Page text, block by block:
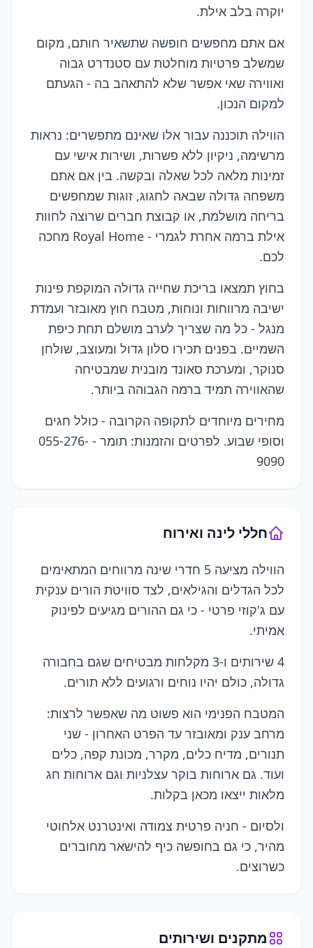
יוקרה בלב אילת.
אם אתם מחפשים חופשה שתשאיר חותם, מקום
שמשלב פרטיות מוחלטת עם סטנדרט גבוה
ואווירה שאי אפשר שלא להתאהב בה - הגעתם
למקום הנכון.
הווילה תוכננה עבור אלו שאינם מתפשרים: נראות
מרשימה, ניקיון ללא פשרות, ושירות אישי עם
זמינות מלאה לכל שאלה ובקשה. בין אם אתם
משפחה גדולה שבאה לחגוג, זוגות שמחפשים
בריחה מושלמת, או קבוצת חברים שרוצה לחוות
אילת ברמה אחרת לגמרי - Royal Home מחכה
לכם.
בחוץ תמצאו בריכת שחייה גדולה המוקפת פינות
ישיבה מרווחות ונוחות, מטבח חוץ מאובזר ועמדת
מנגל - כל מה שצריך לערב מושלם תחת כיפת
השמיים. בפנים תכירו סלון גדול ומעוצב, שולחן
סנוקר, ומערכת סאונד מובנית שמבטיחה
שהאווירה תמיד ברמה הגבוהה ביותר.
מחירים מיוחדים לתקופה הקרובה - כולל חגים
וסופי שבוע. לפרטים והזמנות: תומר - 055-276-
9090
חללי לינה ואירוח
הווילה מציעה 5 חדרי שינה מרווחים המתאימים
לכל הגדלים והגילאים, לצד סוויטת הורים ענקית
עם ג'קוזי פרטי - כי גם ההורים מגיעים לפינוק
אמיתי.
4 שירותים ו-3 מקלחות מבטיחים שגם בחבורה
גדולה, כולם יהיו נוחים ורגועים ללא תורים.
המטבח הפנימי הוא פשוט מה שאפשר לרצות:
מרחב ענק ומאובזר עד הפרט האחרון - שני
תנורים, מדיח כלים, מקרר, מכונת קפה, כלים
ועוד. גם ארוחות בוקר עצלניות וגם ארוחות חג
מלאות ייצאו מכאן בקלות.
ולסיום - חניה פרטית צמודה ואינטרנט אלחוטי
מהיר, כי גם בחופשה כיף להישאר מחוברים
כשרוצים.
מתקנים ושירותים